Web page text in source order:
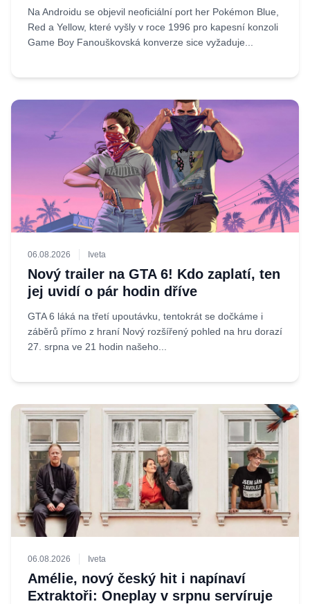
Na Androidu se objevil neoficiální port her Pokémon Blue,
Red a Yellow, které vyšly v roce 1996 pro kapesní konzoli
Game Boy Fanouškovská konverze sice vyžaduje...
06.08.2026 Iveta
Nový trailer na GTA 6! Kdo zaplatí, ten
jej uvidí o pár hodin dříve
GTA 6 láká na třetí upoutávku, tentokrát se dočkáme i
záběrů přímo z hraní Nový rozšířený pohled na hru dorazí
27. srpna ve 21 hodin našeho...
06.08.2026 Iveta
Amélie, nový český hit i napínaví
Extraktoři: Oneplay v srpnu servíruje